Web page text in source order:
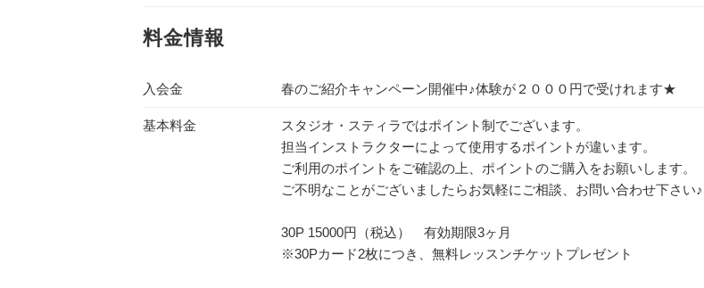
料金情報
入会金 春のご紹介キャンペーン開催中♪体験が２０００円で受けれます★
基本料金
スタジオ・スティラではポイント制でございます。
担当インストラクターによって使用するポイントが違います。
ご利用のポイントをご確認の上、ポイントのご購入をお願いします。
ご不明なことがございましたらお気軽にご相談、お問い合わせ下さい♪
30P 15000円（税込） 有効期限3ヶ月
※30Pカード2枚につき、無料レッスンチケットプレゼント